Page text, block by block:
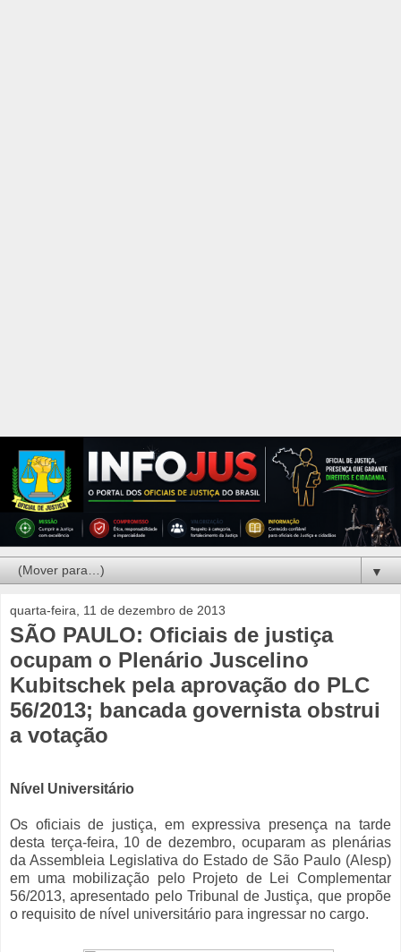
▼
quarta-feira, 11 de dezembro de 2013
SÃO PAULO: Oficiais de justiça
ocupam o Plenário Juscelino
Kubitschek pela aprovação do PLC
56/2013; bancada governista obstrui
a votação
Nível Universitário
Os oficiais de justiça, em expressiva presença na tarde
desta terça-feira, 10 de dezembro, ocuparam as plenárias
da Assembleia Legislativa do Estado de São Paulo (Alesp)
em uma mobilização pelo Projeto de Lei Complementar
56/2013, apresentado pelo Tribunal de Justiça, que propõe
o requisito de nível universitário para ingressar no cargo.